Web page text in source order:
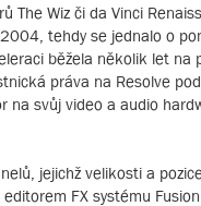
The Wiz či da Vinci
tehdy se jednalo o
běžela několik let
práva na Resolve
na svůj video a audio
jejichž velikosti a
FX systému